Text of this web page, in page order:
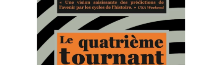
Personnes
Livres